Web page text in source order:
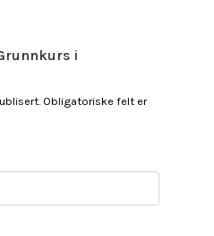
i
Obligatoriske felt er